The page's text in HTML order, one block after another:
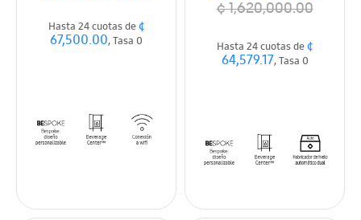
Hasta 24 cuotas de¢
67,500.00, Tasa 0
¢ 1,620,000.00
Hasta 24 cuotas de¢
64,579.17, Tasa 0